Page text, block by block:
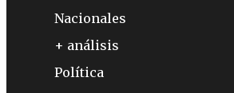
Nacionales
+ análisis
Política